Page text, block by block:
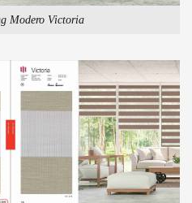
Modero Victoria